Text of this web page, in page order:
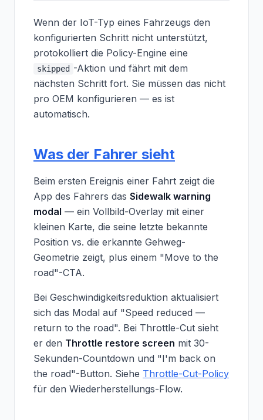
Wenn der IoT-Typ eines Fahrzeugs den
konfigurierten Schritt nicht unterstützt,
protokolliert die Policy-Engine eine
skipped -Aktion und fährt mit dem
nächsten Schritt fort. Sie müssen das nicht
pro OEM konfigurieren — es ist
automatisch.
Was der Fahrer sieht
Beim ersten Ereignis einer Fahrt zeigt die
App des Fahrers das Sidewalk warning
modal — ein Vollbild-Overlay mit einer
kleinen Karte, die seine letzte bekannte
Position vs. die erkannte Gehweg-
Geometrie zeigt, plus einem "Move to the
road"-CTA.
Bei Geschwindigkeitsreduktion aktualisiert
sich das Modal auf "Speed reduced —
return to the road". Bei Throttle-Cut sieht
er den Throttle restore screen mit 30-
Sekunden-Countdown und "I'm back on
the road"-Button. Siehe Throttle-Cut-Policy
für den Wiederherstellungs-Flow.